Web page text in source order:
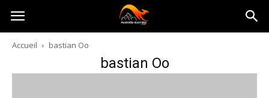
Australia-
australie.com
Accueil bastian Oo
bastian Oo